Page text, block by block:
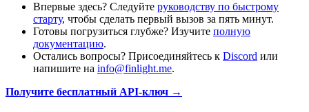
Впервые здесь? Следуйте руководству по быстрому
старту, чтобы сделать первый вызов за пять минут.
Готовы погрузиться глубже? Изучите полную
документацию.
Остались вопросы? Присоединяйтесь к Discord или
напишите на info@finlight.me.
Получите бесплатный API-ключ →